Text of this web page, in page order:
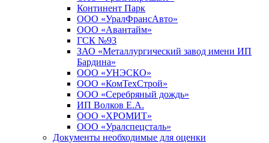
Континент Парк
ООО «УралФрансАвто»
ООО «Авантайм»
ГСК №93
ЗАО «Металлургический завод имени ИП
Бардина»
ООО «УНЭСКО»
ООО «КомТехСтрой»
ООО «Серебряный дождь»
ИП Волков Е.А.
ООО «ХРОМИТ»
ООО «Уралспецсталь»
Документы необходимые для оценки